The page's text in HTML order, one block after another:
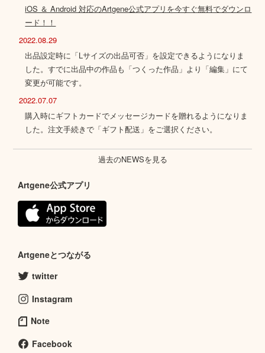
iOS ＆ Android 対応のArtgene公式アプリを今すぐ無料でダウンロ
ード！！
2022.08.29
出品設定時に「Lサイズの出品可否」を設定できるようになりま
した。すでに出品中の作品も「つくった作品」より「編集」にて
変更が可能です。
2022.07.07
購入時にギフトカードでメッセージカードを贈れるようになりま
した。注文手続きで「ギフト配送」をご選択ください。
過去のNEWSを見る
Artgene公式アプリ
Artgeneとつながる
twitter
Instagram
Note
Facebook